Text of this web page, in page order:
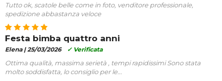
Tutto ok, scatole belle come in foto, venditore professionale,
spedizione abbastanza veloce
Festa bimba quattro anni
Elena |25/03/2026 ✓ Verificata
Ottima qualità, massima serietà , tempi rapidissimi Sono stata
molto soddisfatta, lo consiglio per le...